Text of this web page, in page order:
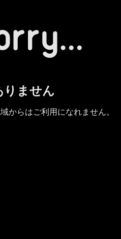
りません
からはご利用になれません。